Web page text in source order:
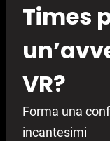
Times
VR?
Forma una
incantesimi